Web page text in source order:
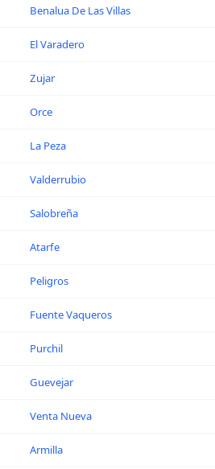
Benalua De Las Villas
El Varadero
Zujar
Orce
La Peza
Valderrubio
Salobreña
Atarfe
Peligros
Fuente Vaqueros
Purchil
Guevejar
Venta Nueva
Armilla